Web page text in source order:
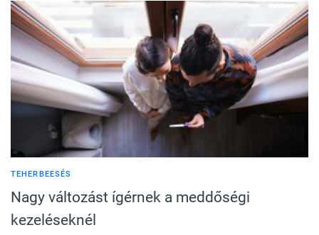
TEHERBEESÉS
Nagy változást ígérnek a meddőségi
kezeléseknél